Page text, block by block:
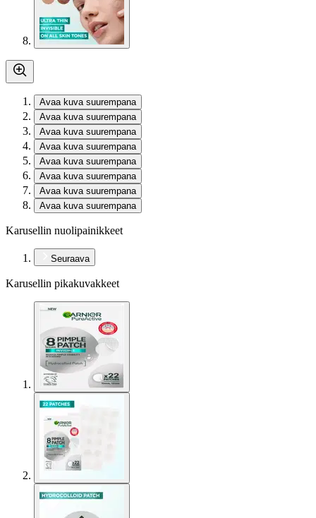
Avaa kuva suurempana
Avaa kuva suurempana
Avaa kuva suurempana
Avaa kuva suurempana
Avaa kuva suurempana
Avaa kuva suurempana
Avaa kuva suurempana
Avaa kuva suurempana
Karusellin nuolipainikkeet
Seuraava
Karusellin pikakuvakkeet